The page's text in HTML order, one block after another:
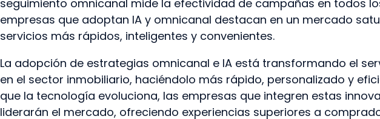
seguimiento omnicanal mide la efectividad de campañas en todos
empresas que adoptan IA y omnicanal destacan en un mercado
servicios más rápidos, inteligentes y convenientes.
La adopción de estrategias omnicanal e IA está transformando el
en el sector inmobiliario, haciéndolo más rápido, personalizado y
que la tecnología evoluciona, las empresas que integren estas
liderarán el mercado, ofreciendo experiencias superiores a